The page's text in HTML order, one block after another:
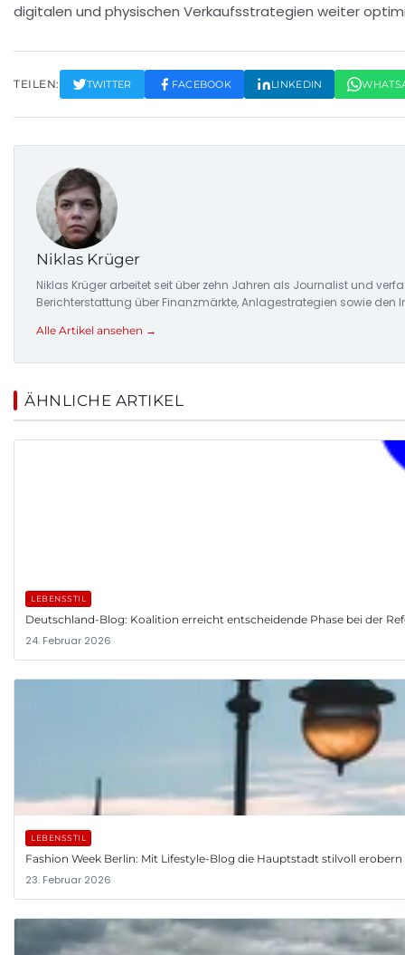
digitalen und physischen Verkaufsstrategien weiter
TEILEN: TWITTER FACEBOOK LINKEDIN
Niklas Krüger
Niklas Krüger arbeitet seit über zehn Jahren als Journalist und
Berichterstattung über Finanzmärkte, Anlagestrategien sowie
Alle Artikel ansehen →
ÄHNLICHE ARTIKEL
LEBENSSTIL
Deutschland-Blog: Koalition erreicht entscheidende Phase bei der
24. Februar 2026
LEBENSSTIL
Fashion Week Berlin: Mit Lifestyle-Blog die Hauptstadt stilvoll erobern
23. Februar 2026